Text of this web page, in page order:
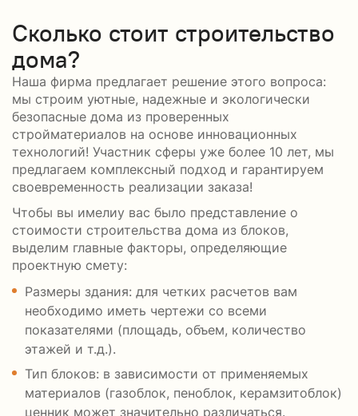
Сколько стоит строительство
дома?
Наша фирма предлагает решение этого вопроса:
мы строим уютные, надежные и экологически
безопасные дома из проверенных
стройматериалов на основе инновационных
технологий! Участник сферы уже более 10 лет, мы
предлагаем комплексный подход и гарантируем
своевременность реализации заказа!
Чтобы вы имелиу вас было представление о
стоимости строительства дома из блоков,
выделим главные факторы, определяющие
проектную смету:
Размеры здания: для четких расчетов вам
необходимо иметь чертежи со всеми
показателями (площадь, объем, количество
этажей и т.д.).
Тип блоков: в зависимости от применяемых
материалов (газоблок, пеноблок, керамзитоблок)
ценник может значительно различаться.